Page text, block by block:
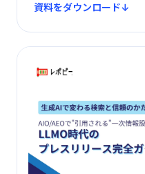
資料をダウンロード